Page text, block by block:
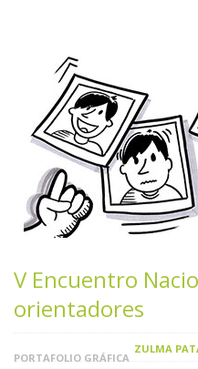
V Encuentro
orientadores
PORTAFOLIO GRÁFICA
ZULMA